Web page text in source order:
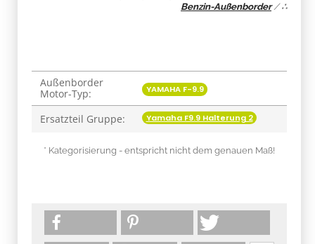
Benzin-Außenborder/∴
Produkteigenschaft
Wert
Außenborder
Motor-Typ:
YAMAHA F-9.9
Ersatzteil Gruppe: Yamaha F9.9 Halterung 2
* Kategorisierung - entspricht nicht dem genauen Maß!